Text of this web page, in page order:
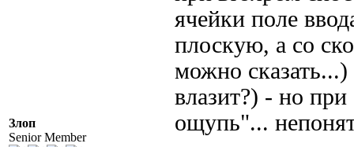
Злоп
Senior Member
ячейки поле
плоскую, а со
можно
влазит?) - но
ощупь"...